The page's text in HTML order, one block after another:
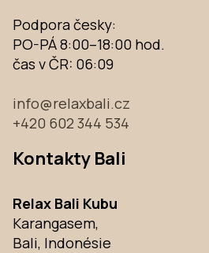
Podpora česky:
PO-PÁ 8:00–18:00 hod.
čas v ČR: 06:09
info@relaxbali.cz
+420 602 344 534
Kontakty Bali
Relax Bali Kubu
Karangasem,
Bali, Indonésie